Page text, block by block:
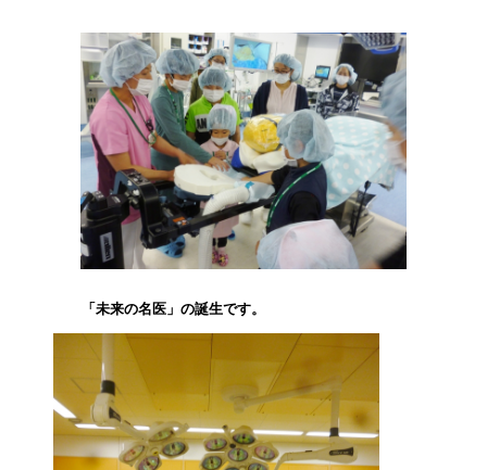
「未来の名医」の誕生です。